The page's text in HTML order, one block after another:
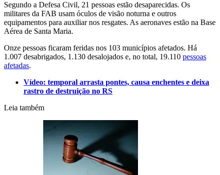
Segundo a Defesa Civil, 21 pessoas estão desaparecidas. Os
militares da FAB usam óculos de visão noturna e outros
equipamentos para auxiliar nos resgates. As aeronaves estão na Base
Aérea de Santa Maria.
Onze pessoas ficaram feridas nos 103 municípios afetados. Há
1.007 desabrigados, 1.130 desalojados e, no total, 19.110 pessoas
afetadas.
Vídeo: temporal arrasta pontes, causa enchentes e deixa
rastro de destruição no RS
Leia também